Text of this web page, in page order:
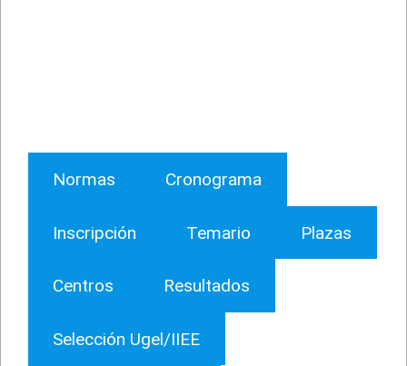
Normas Cronograma
Inscripción Temario Plazas
Centros Resultados
Selección Ugel/IIEE